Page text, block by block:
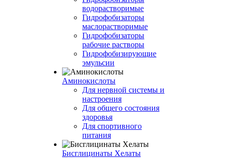
водорастворимые
Гидрофобизаторы
маслорастворимые
Гидрофобизаторы
рабочие растворы
Гидрофобизирующие
эмульсии
Аминокислоты
Для нервной системы и
настроения
Для общего состояния
здоровья
Для спортивного
питания
Бисглицинаты Хелаты